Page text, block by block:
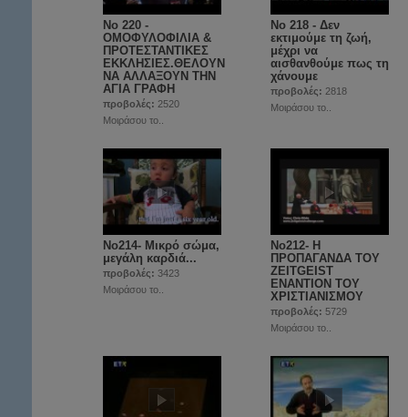
Νο 220 -
ΟΜΟΦΥΛΟΦΙΛΙΑ &
ΠΡΟΤΕΣΤΑΝΤΙΚΕΣ
ΕΚΚΛΗΣΙΕΣ.ΘΕΛΟΥΝ
ΝΑ ΑΛΛΑΞΟΥΝ ΤΗΝ
ΑΓΙΑ ΓΡΑΦΗ
προβολές: 2520
Μοιράσου το..
Νο 218 - Δεν
εκτιμούμε τη ζωή,
μέχρι να
αισθανθούμε πως τη
χάνουμε
προβολές: 2818
Μοιράσου το..
No214- Μικρό σώμα,
μεγάλη καρδιά...
προβολές: 3423
Μοιράσου το..
Νο212- Η
ΠΡΟΠΑΓΑΝΔΑ ΤΟΥ
ZEITGEIST
ΕΝΑΝΤΙΟΝ ΤΟΥ
ΧΡΙΣΤΙΑΝΙΣΜΟΥ
προβολές: 5729
Μοιράσου το..